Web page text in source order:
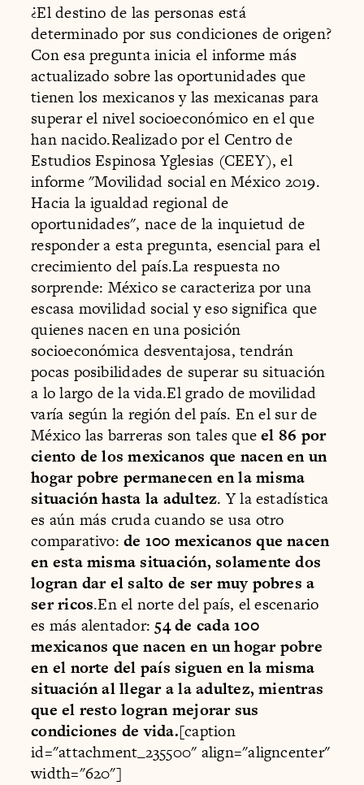
¿El destino de las personas está
determinado por sus condiciones de origen?
Con esa pregunta inicia el informe más
actualizado sobre las oportunidades que
tienen los mexicanos y las mexicanas para
superar el nivel socioeconómico en el que
han nacido.Realizado por el Centro de
Estudios Espinosa Yglesias (CEEY), el
informe "Movilidad social en México 2019.
Hacia la igualdad regional de
oportunidades", nace de la inquietud de
responder a esta pregunta, esencial para el
crecimiento del país.La respuesta no
sorprende: México se caracteriza por una
escasa movilidad social y eso significa que
quienes nacen en una posición
socioeconómica desventajosa, tendrán
pocas posibilidades de superar su situación
a lo largo de la vida.El grado de movilidad
varía según la región del país. En el sur de
México las barreras son tales queel 86 por
ciento de los mexicanos que nacen en un
hogar pobre permanecen en la misma
situación hasta la adultez. Y la estadística
es aún más cruda cuando se usa otro
comparativo:de 100 mexicanos que nacen
en esta misma situación, solamente dos
logran dar el salto de ser muy pobres a
ser ricos.En el norte del país, el escenario
es más alentador: 54 de cada 100
mexicanos que nacen en un hogar pobre
en el norte del país siguen en la misma
situación al llegar a la adultez, mientras
que el resto logran mejorar sus
condiciones de vida.[caption
id="attachment_235500" align="aligncenter"
width="620"]